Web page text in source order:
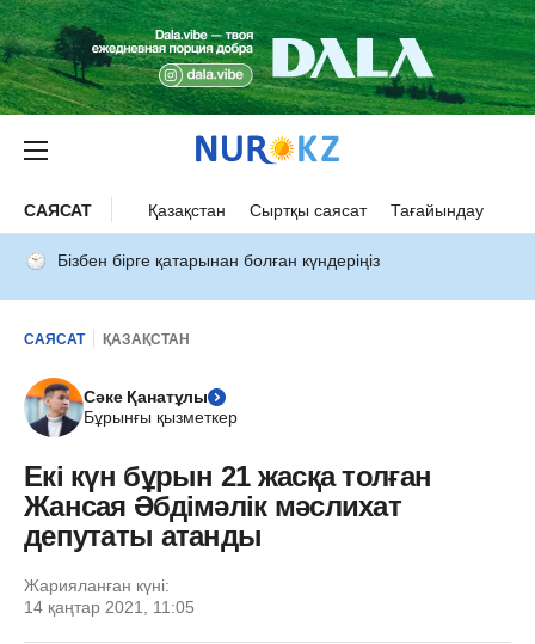
САЯСАТ Қазақстан Сыртқы саясат Тағайындау
Бізбен бірге қатарынан болған күндеріңіз
САЯСАТ ҚАЗАҚСТАН
Сәке Қанатұлы
Бұрынғы қызметкер
Екі күн бұрын 21 жасқа толған
Жансая Әбдімәлік мәслихат
депутаты атанды
Жарияланған күні:
14 қаңтар 2021, 11:05